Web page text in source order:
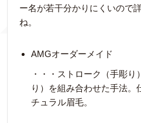
ー名が若干分かりにくいので
ね。
AMGオーダーメイド
・・・ストローク（手彫
り）を組み合わせた手法。
チュラル眉毛。